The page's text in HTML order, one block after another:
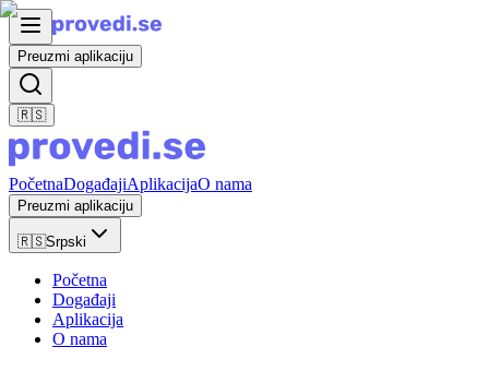
Preuzmi aplikaciju
🇷🇸
PočetnaDogađajiAplikacijaO nama
Preuzmi aplikaciju
🇷🇸Srpski
Početna
Događaji
Aplikacija
O nama